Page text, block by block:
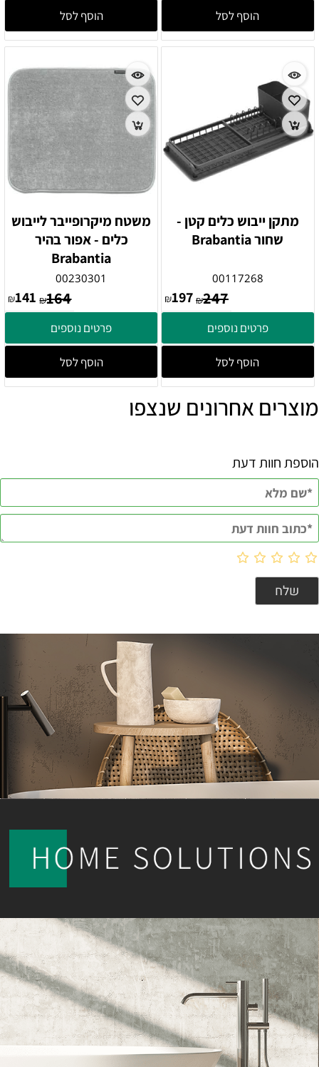
הוסף לסל הוסף לסל
מתקן ייבוש כלים קטן -
שחור Brabantia
00117268
₪247
₪197
פרטים נוספים
הוסף לסל
משטח מיקרופייבר לייבוש
כלים - אפור בהיר
Brabantia
00230301
₪164
₪141
פרטים נוספים
הוסף לסל
מוצרים אחרונים שנצפו
הוספת חוות דעת